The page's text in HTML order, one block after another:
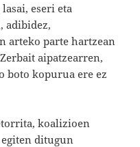
eseri eta
adibidez,
arteko parte hartzean
aipatzearren,
boto kopurua ere ez
koalizioen
ditugun